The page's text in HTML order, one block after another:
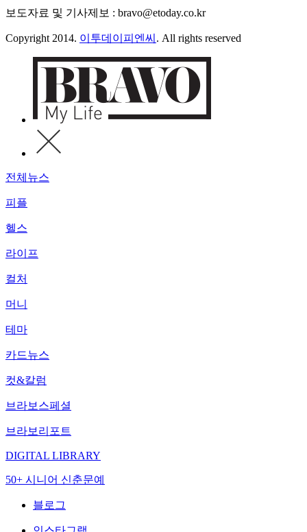
보도자료 및 기사제보 : bravo@etoday.co.kr
Copyright 2014. 이투데이피엔씨 . All rights reserved
전체뉴스
피플
헬스
라이프
컬처
머니
테마
카드뉴스
컷&칼럼
브라보스페셜
브라보리포트
DIGITAL LIBRARY
50+ 시니어 신춘문예
블로그